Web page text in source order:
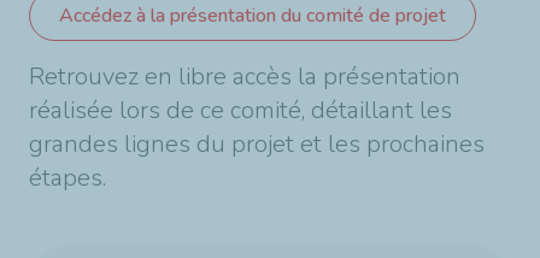
Accédez à la présentation du comité de projet
Retrouvez en libre accès la présentation
réalisée lors de ce comité, détaillant les
grandes lignes du projet et les prochaines
étapes.